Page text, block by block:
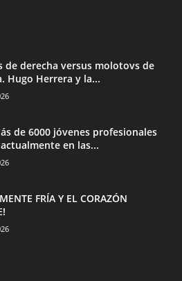
de derecha versus molotovs de
Hugo Herrera y la...
de 6000 jóvenes profesionales
en las...
FRÍA Y EL CORAZÓN